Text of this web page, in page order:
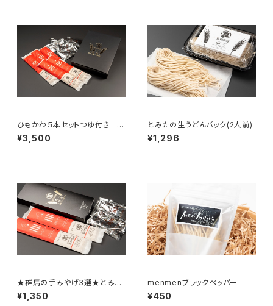
ひもかわ５本セットつゆ付き
(１０食分)
¥3,500
とみたの生うどんパック(2人前)
¥1,296
★群馬の手みやげ3選★とみた
のひもかわ 2本セットつゆ付
き （4食）
¥1,350
menmenブラックペッパー
¥450